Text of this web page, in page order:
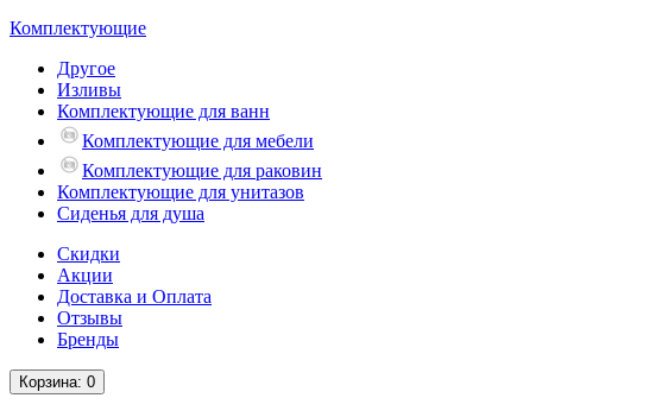
Комплектующие
Другое
Изливы
Комплектующие для ванн
Комплектующие для мебели
Комплектующие для раковин
Комплектующие для унитазов
Сиденья для душа
Скидки
Акции
Доставка и Оплата
Отзывы
Бренды
Корзина: 0